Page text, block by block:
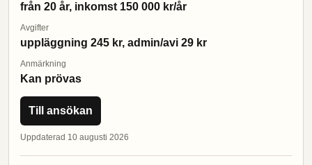
från 20 år, inkomst 150 000 kr/år
Avgifter
uppläggning 245 kr, admin/avi 29 kr
Anmärkning
Kan prövas
Till ansökan
Uppdaterad 10 augusti 2026